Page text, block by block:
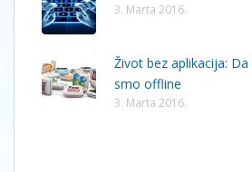
3. Marta 2016.
Život bez aplikacija:
smo offline
3. Marta 2016.